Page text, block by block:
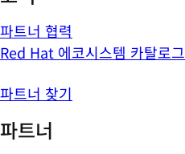
파트너 협력
Red Hat 에코시스템 카탈로그
파트너 찾기
파트너